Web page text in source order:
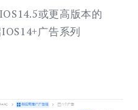
或更高版本的
广告系列